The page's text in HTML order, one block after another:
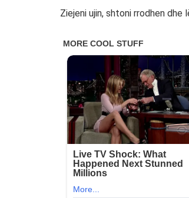
Ziejeni ujin, shtoni rrodhen